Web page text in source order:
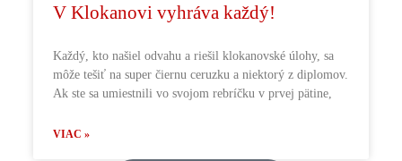
V Klokanovi vyhráva každý!
Každý, kto našiel odvahu a riešil klokanovské úlohy, sa
môže tešiť na super čiernu ceruzku a niektorý z diplomov.
Ak ste sa umiestnili vo svojom rebríčku v prvej pätine,
VIAC »